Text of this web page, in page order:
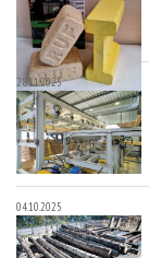
28.11.2025
04.10.2025